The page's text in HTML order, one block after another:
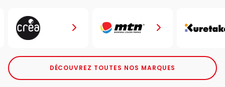
DÉCOUVREZ TOUTES NOS MARQUES